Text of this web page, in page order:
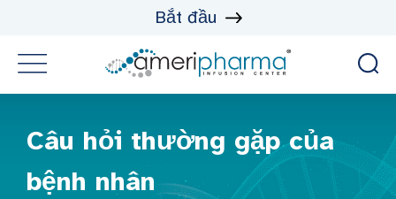
Bắt đầu
Câu hỏi thường gặp của
bệnh nhân